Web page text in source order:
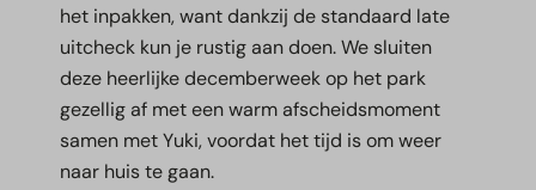
het inpakken, want dankzij de standaard late
uitcheck kun je rustig aan doen. We sluiten
deze heerlijke decemberweek op het park
gezellig af met een warm afscheidsmoment
samen met Yuki, voordat het tijd is om weer
naar huis te gaan.